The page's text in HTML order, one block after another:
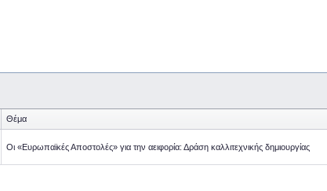
Θέμα
Οι «Ευρωπαϊκές Αποστολές» για την αειφορία: Δράση καλλιτεχνικής δημιουργίας